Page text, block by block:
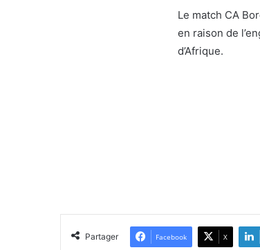
Le match CA
en raison de
d’Afrique.
Partager Facebook X